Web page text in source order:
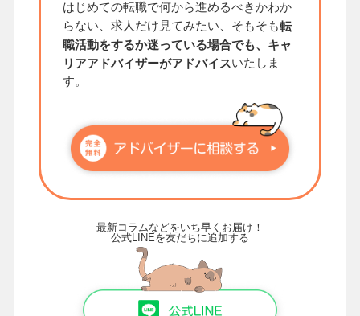
はじめての転職で何から進めるべきかわか
らない、求人だけ見てみたい、そもそも転
職活動をするか迷っている場合でも、キャ
リアアドバイザーがアドバイスいたしま
す。
最新コラムなどをいち早くお届け！
公式LINEを友だちに追加する